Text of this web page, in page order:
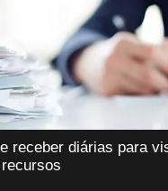
receber diárias para